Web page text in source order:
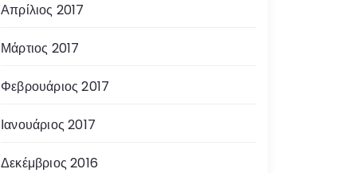
Απρίλιος 2017
Μάρτιος 2017
Φεβρουάριος 2017
Ιανουάριος 2017
Δεκέμβριος 2016